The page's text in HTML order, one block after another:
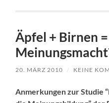
Äpfel + Birnen =
20. MÄRZ 2010 / KEINE
Anmerkungen zur Studie